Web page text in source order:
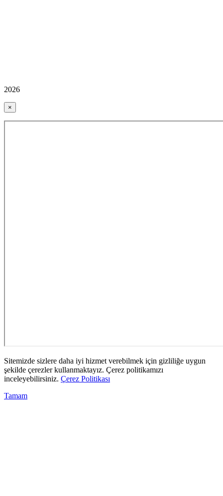
2026
×
Sitemizde sizlere daha iyi hizmet verebilmek için gizliliğe uygun
şekilde çerezler kullanmaktayız. Çerez politikamızı
inceleyebilirsiniz. Çerez Politikası
Tamam